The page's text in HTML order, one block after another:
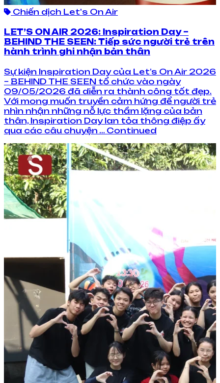
Chiến dịch Let's On Air
LET’S ON AIR 2026: Inspiration Day –
BEHIND THE SEEN: Tiếp sức người trẻ trên
hành trình ghi nhận bản thân
Sự kiện Inspiration Day của Let’s On Air 2026
– BEHIND THE SEEN tổ chức vào ngày
09/05/2026 đã diễn ra thành công tốt đẹp.
Với mong muốn truyền cảm hứng để người trẻ
nhìn nhận những nỗ lực thầm lặng của bản
thân, Inspiration Day lan tỏa thông điệp ấy
qua các câu chuyện … Continued